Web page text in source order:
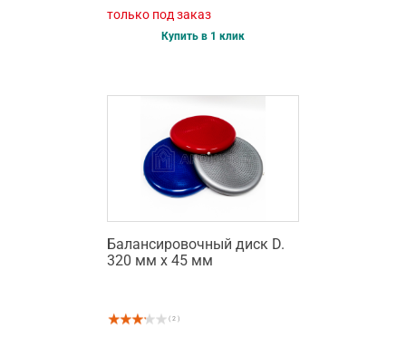
только под заказ
Купить в 1 клик
Балансировочный диск D.
320 мм х 45 мм
( 2 )